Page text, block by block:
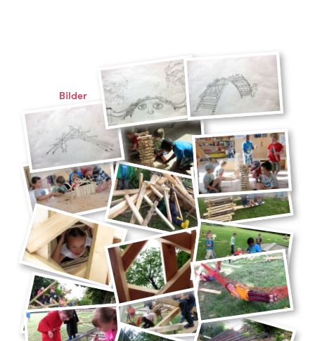
Bilder